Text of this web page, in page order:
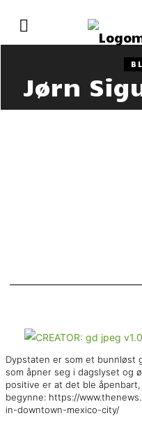
Jørn
Dypstaten er som et bunnløst
som åpner seg i dagslyset og
positive er at det ble
begynne: https://
in-downtown-mexico-city/